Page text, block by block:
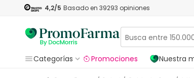
4,2/5 Basado en 39293 opiniones
Categorías
Promociones Nuestra